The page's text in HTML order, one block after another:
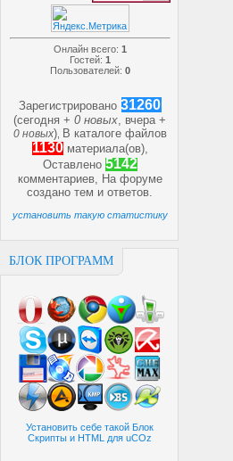
Онлайн всего: 1
Гостей: 1
Пользователей: 0
Зарегистрировано 31260
(сегодня +0 новых, вчера +
0 новых) В каталоге файлов
1130 материала(ов),
Оставлено 5142
комментариев, На форуме
созданотем иответов.
установить такую статистику
БЛОК ПРОГРАММ
Установить себе такой Блок
Скрипты и HTML для uCOz